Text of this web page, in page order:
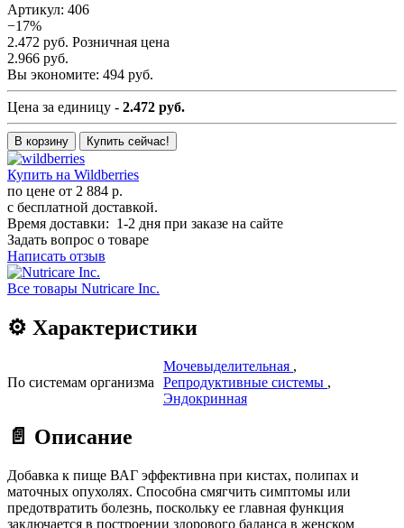
Артикул: 406
−17%
2.472 руб. Розничная цена
2.966 руб.
Вы экономите: 494 руб.
Цена за единицу - 2.472 руб.
В корзину Купить сейчас!
Купить на Wildberries
по цене от 2 884 р.
с бесплатной доставкой.
Время доставки: 1-2 дня при заказе на сайте
Задать вопрос о товаре
Написать отзыв
Все товары Nutricare Inc.
⚙️ Характеристики
По системам организма
Мочевыделительная ,
Репродуктивные системы ,
Эндокринная
📄 Описание
Добавка к пище ВАГ эффективна при кистах, полипах и
маточных опухолях. Способна смягчить симптомы или
предотвратить болезнь, поскольку ее главная функция
заключается в построении здорового баланса в женском